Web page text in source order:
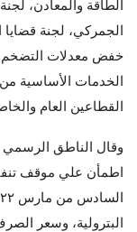
الطاقة والمعادن،
الجمركي، لجنة قضايا
خفض معدلات التضخم
الخدمات الأساسية
القطاعين العام
وقال الناطق الرسمي
اطمأن علي موقف
البترولية، وسعر